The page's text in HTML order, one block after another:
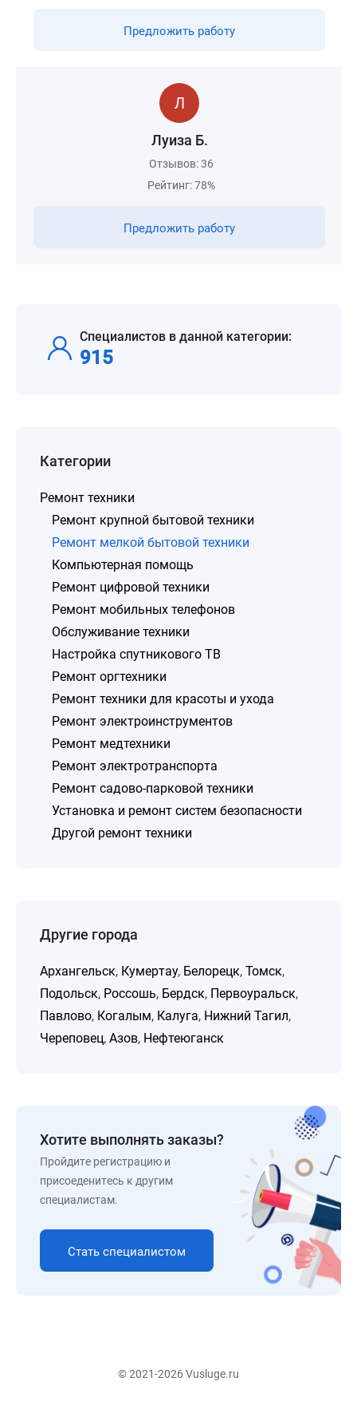
Предложить работу
Луиза Б.
Отзывов: 36
Рейтинг: 78%
Предложить работу
Специалистов в данной категории:
915
Категории
Ремонт техники
Ремонт крупной бытовой техники
Ремонт мелкой бытовой техники
Компьютерная помощь
Ремонт цифровой техники
Ремонт мобильных телефонов
Обслуживание техники
Настройка спутникового ТВ
Ремонт оргтехники
Ремонт техники для красоты и ухода
Ремонт электроинструментов
Ремонт медтехники
Ремонт электротранспорта
Ремонт садово-парковой техники
Установка и ремонт систем безопасности
Другой ремонт техники
Другие города
Архангельск, Кумертау, Белорецк, Томск,
Подольск, Россошь, Бердск, Первоуральск,
Павлово, Когалым, Калуга, Нижний Тагил,
Череповец, Азов, Нефтеюганск
Хотите выполнять заказы?
Пройдите регистрацию и
присоеденитесь к другим
специалистам.
Стать специалистом
© 2021-2026 Vusluge.ru